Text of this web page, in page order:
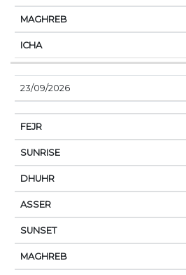
23/09/2026